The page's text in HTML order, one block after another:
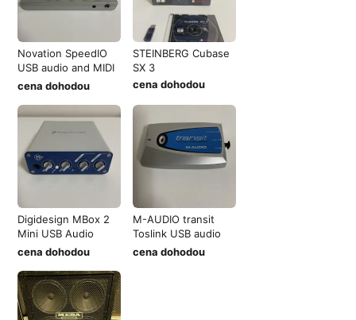
Novation SpeedIO
USB audio and MIDI
interface
cena dohodou
STEINBERG Cubase
SX 3
cena dohodou
Digidesign MBox 2
Mini USB Audio
interface
cena dohodou
M-AUDIO transit
Toslink USB audio
interface
cena dohodou